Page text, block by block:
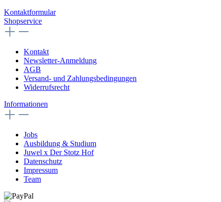
Kontaktformular
Shopservice
Kontakt
Newsletter-Anmeldung
AGB
Versand- und Zahlungsbedingungen
Widerrufsrecht
Informationen
Jobs
Ausbildung & Studium
Juwel x Der Stotz Hof
Datenschutz
Impressum
Team